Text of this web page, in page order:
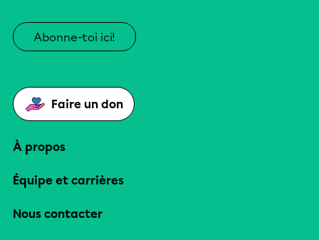
Abonne-toi ici!
Faire un don
À propos
Équipe et carrières
Nous contacter